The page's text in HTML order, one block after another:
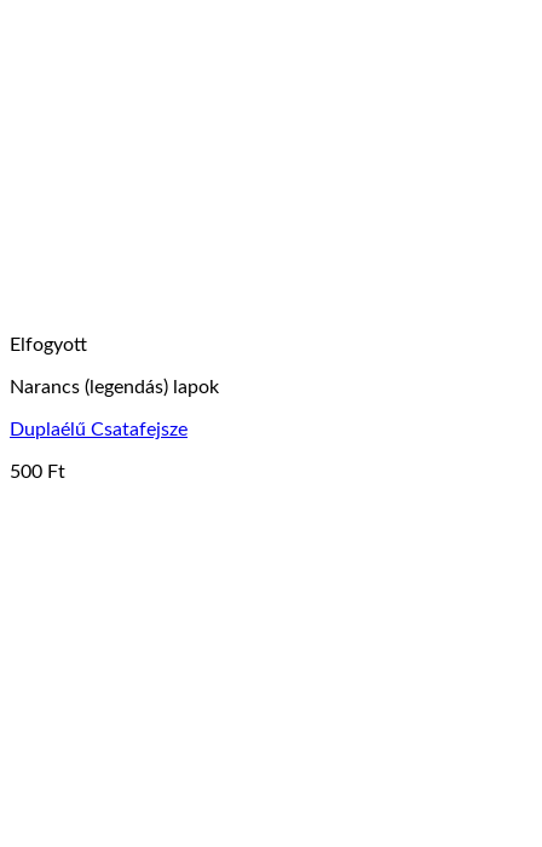
Elfogyott
Narancs (legendás) lapok
Duplaélű Csatafejsze
500 Ft